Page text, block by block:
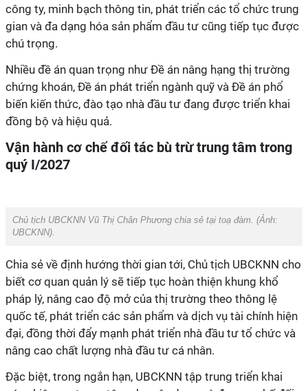
công ty, minh bạch thông tin, phát triển các tổ chức trung
gian và đa dạng hóa sản phẩm đầu tư cũng tiếp tục được
chú trọng.
Nhiều đề án quan trọng như Đề án nâng hạng thị trường
chứng khoán, Đề án phát triển ngành quỹ và Đề án phổ
biến kiến thức, đào tạo nhà đầu tư đang được triển khai
đồng bộ và hiệu quả.
Vận hành cơ chếđối tác bù trừ trung tâm trong
quý I/2027
Chủ tịch UBCKNN Vũ Thị Chân Phương chia sẻ tại toạ đàm. (Ảnh:
UBCKNN).
Chia sẻ về định hướng thời gian tới, Chủ tịch UBCKNN cho
biết cơ quan quản lý sẽ tiếp tục hoàn thiện khung khổ
pháp lý, nâng cao độ mở của thị trường theo thông lệ
quốc tế, phát triển các sản phẩm và dịch vụ tài chính hiện
đại, đồng thời đẩy mạnh phát triển nhà đầu tư tổ chức và
nâng cao chất lượng nhà đầu tư cá nhân.
Đặc biệt, trong ngắn hạn, UBCKNN tập trung triển khai